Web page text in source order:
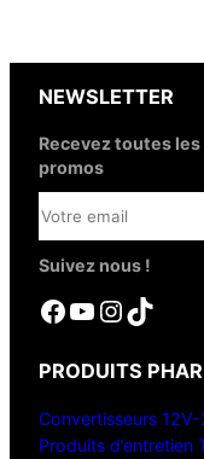
NEWSLETTER
Recevez toutes
promos
Suivez nous !
Facebook YouTube InstagramTikTok
PRODUITS
Convertisseurs
Produits d’entretien